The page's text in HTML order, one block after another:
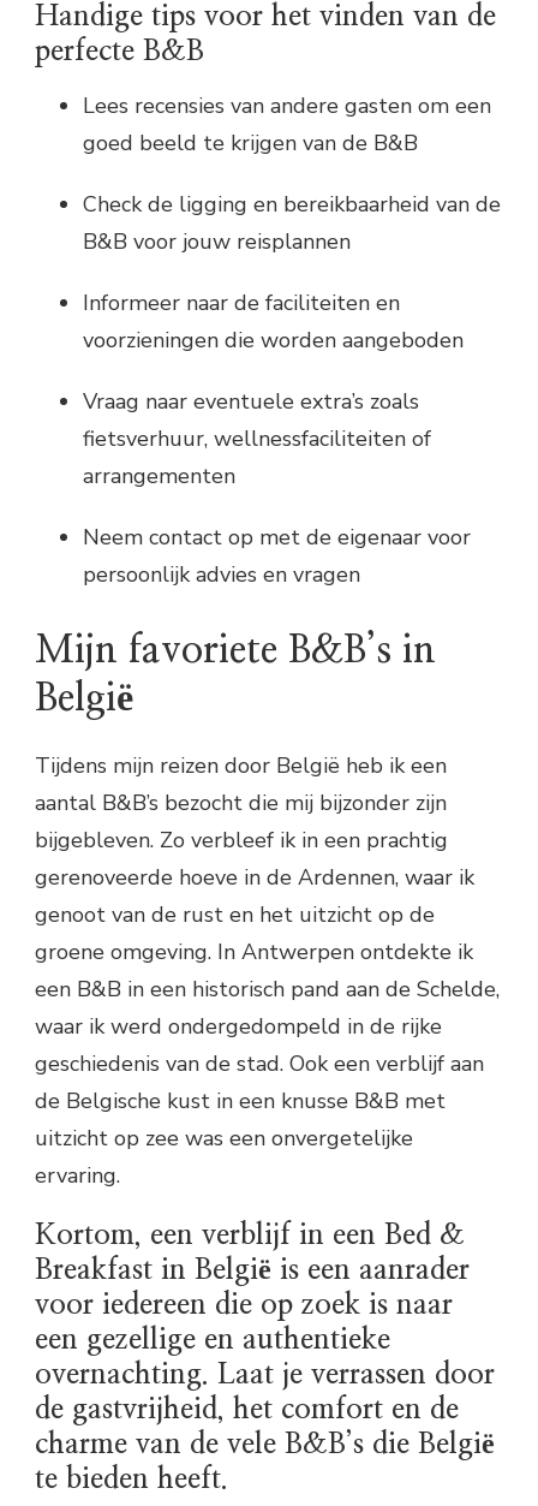
Handige tips voor het vinden van de
perfecte B&B
Lees recensies van andere gasten om een
goed beeld te krijgen van de B&B
Check de ligging en bereikbaarheid van de
B&B voor jouw reisplannen
Informeer naar de faciliteiten en
voorzieningen die worden aangeboden
Vraag naar eventuele extra’s zoals
fietsverhuur, wellnessfaciliteiten of
arrangementen
Neem contact op met de eigenaar voor
persoonlijk advies en vragen
Mijn favoriete B&B’s in
België
Tijdens mijn reizen door België heb ik een
aantal B&B’s bezocht die mij bijzonder zijn
bijgebleven. Zo verbleef ik in een prachtig
gerenoveerde hoeve in de Ardennen, waar ik
genoot van de rust en het uitzicht op de
groene omgeving. In Antwerpen ontdekte ik
een B&B in een historisch pand aan de Schelde,
waar ik werd ondergedompeld in de rijke
geschiedenis van de stad. Ook een verblijf aan
de Belgische kust in een knusse B&B met
uitzicht op zee was een onvergetelijke
ervaring.
Kortom, een verblijf in een Bed &
Breakfast in België is een aanrader
voor iedereen die op zoek is naar
een gezellige en authentieke
overnachting. Laat je verrassen door
de gastvrijheid, het comfort en de
charme van de vele B&B’s die België
te bieden heeft.